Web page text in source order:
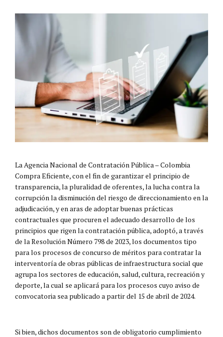
La Agencia Nacional de Contratación Pública – Colombia
Compra Eficiente, con el fin de garantizar el principio de
transparencia, la pluralidad de oferentes, la lucha contra la
corrupción la disminución del riesgo de direccionamiento en la
adjudicación, y en aras de adoptar buenas prácticas
contractuales que procuren el adecuado desarrollo de los
principios que rigen la contratación pública, adoptó, a través
de la Resolución Número 798 de 2023, los documentos tipo
para los procesos de concurso de méritos para contratar la
interventoría de obras públicas de infraestructura social que
agrupa los sectores de educación, salud, cultura, recreación y
deporte, la cual se aplicará para los procesos cuyo aviso de
convocatoria sea publicado a partir del 15 de abril de 2024.
Si bien, dichos documentos son de obligatorio cumplimiento